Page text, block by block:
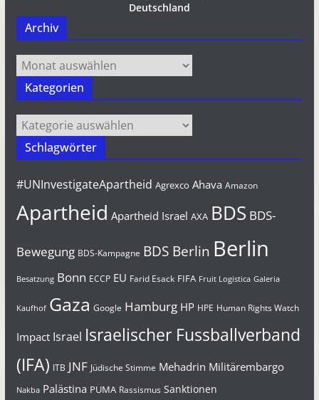
Deutschland
Archiv
Archiv
Kategorien
Kategorien
Schlagwörter
#UNInvestigateApartheid Agrexco Ahava Amazon
Apartheid Apartheid Israel AXA BDS BDS-
Bewegung BDS-Kampagne BDS Berlin Berlin
Besatzung Bonn ECCP EU Farid Esack FIFA Fruit Logistica Galeria
Kaufhof Gaza Google Hamburg HP HPE Human Rights Watch
Impact Israel Israelischer Fussballverband
(IFA) ITB JNF Jüdische Stimme Mehadrin Militärembargo
Nakba Palästina PUMA Rassismus Sanktionen